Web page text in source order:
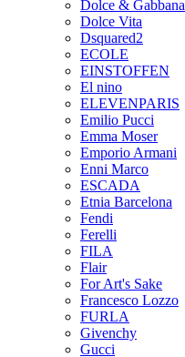
Dolce & Gabbana
Dolce Vita
Dsquared2
ECOLE
EINSTOFFEN
El nino
ELEVENPARIS
Emilio Pucci
Emma Moser
Emporio Armani
Enni Marco
ESCADA
Etnia Barcelona
Fendi
Ferelli
FILA
Flair
For Art's Sake
Francesco Lozzo
FURLA
Givenchy
Gucci